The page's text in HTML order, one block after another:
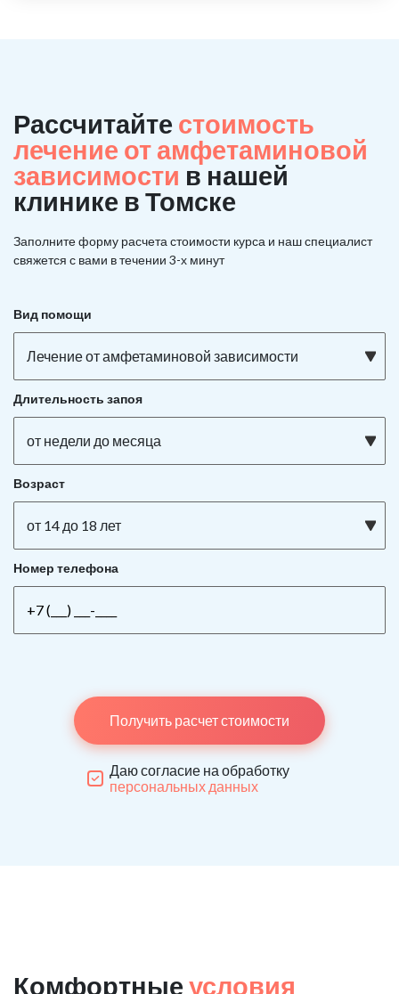
Рассчитайте стоимость
лечение от амфетаминовой
зависимости в нашей
клинике в Томске
Заполните форму расчета стоимости курса и наш специалист
свяжется с вами в течении 3-х минут
Вид помощи
Лечение от амфетаминовой зависимости
Длительность запоя
от недели до месяца
Возраст
от 14 до 18 лет
Номер телефона
Получить расчет стоимости
Даю согласие на обработку
персональных данных
Комфортные условия